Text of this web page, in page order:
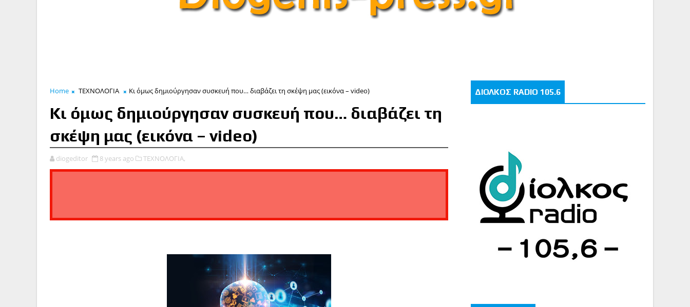
Home ΤΕΧΝΟΛΟΓΙΑ Κι όμως δημιούργησαν συσκευή που… διαβάζει τη σκέψη μας (εικόνα – video)
Κι όμως δημιούργησαν συσκευή που… διαβάζει τη
σκέψη μας (εικόνα – video)
diogeditor 8 years ago ΤΕΧΝΟΛΟΓΙΑ,
ΔΙΟΛΚΟΣ RADIO 105.6